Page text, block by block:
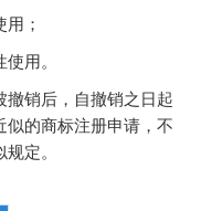
；
用。
撤销后，自撤销之日起
似的商标注册申请，不
定。